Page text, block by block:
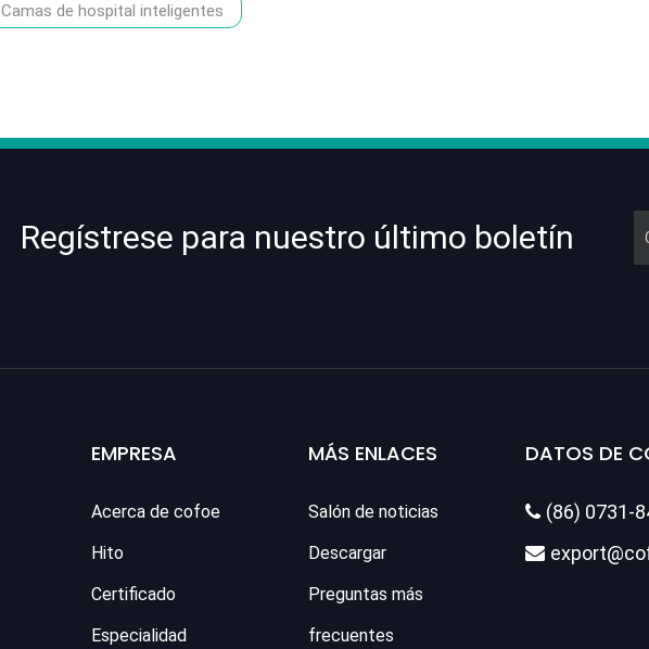
Camas de hospital inteligentes
Regístrese para nuestro último boletín
EMPRESA
Acerca de cofoe
Hito
Certificado
Especialidad
MÁS ENLACES
Salón de noticias
Descargar
Preguntas más
frecuentes
DATOS DE
 (86) 0731-
